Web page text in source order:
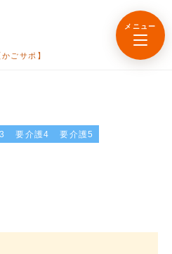
ごサポ】
メニュー
要介護4 要介護5